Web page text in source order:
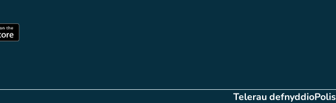
Telerau defnyddio